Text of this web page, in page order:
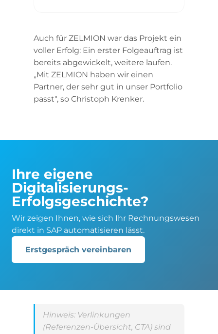
Auch für ZELMION war das Projekt ein
voller Erfolg: Ein erster Folgeauftrag ist
bereits abgewickelt, weitere laufen.
„Mit ZELMION haben wir einen
Partner, der sehr gut in unser Portfolio
passt", so Christoph Krenker.
Ihre eigene
Digitalisierungs-
Erfolgsgeschichte?
Wir zeigen Ihnen, wie sich Ihr Rechnungswesen
direkt in SAP automatisieren lässt.
Erstgespräch vereinbaren
Hinweis: Verlinkungen
(Referenzen-Übersicht, CTA) sind